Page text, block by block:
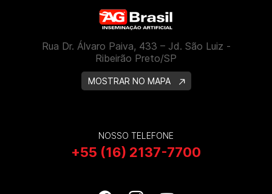
Rua Dr. Álvaro Paiva, 433 – Jd. São Luiz -
Ribeirão Preto/SP
MOSTRAR NO MAPA
NOSSO TELEFONE
+55 (16) 2137-7700